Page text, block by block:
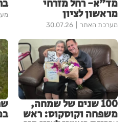
מד"א- רחל מזרחי
מראשון לציון
מערכת האתר 30.07.26
100 שנים של שמחה,
משפחה וקוסקוס: ראש